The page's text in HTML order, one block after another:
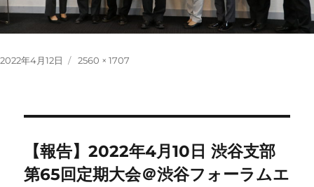
投
2022年4月12日
フ
ズ
2560 × 1707
稿
【報告】2022年4月10日 渋谷支部
第65回定期大会＠渋谷フォーラムエ